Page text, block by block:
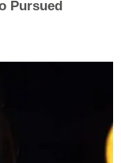
Pursued